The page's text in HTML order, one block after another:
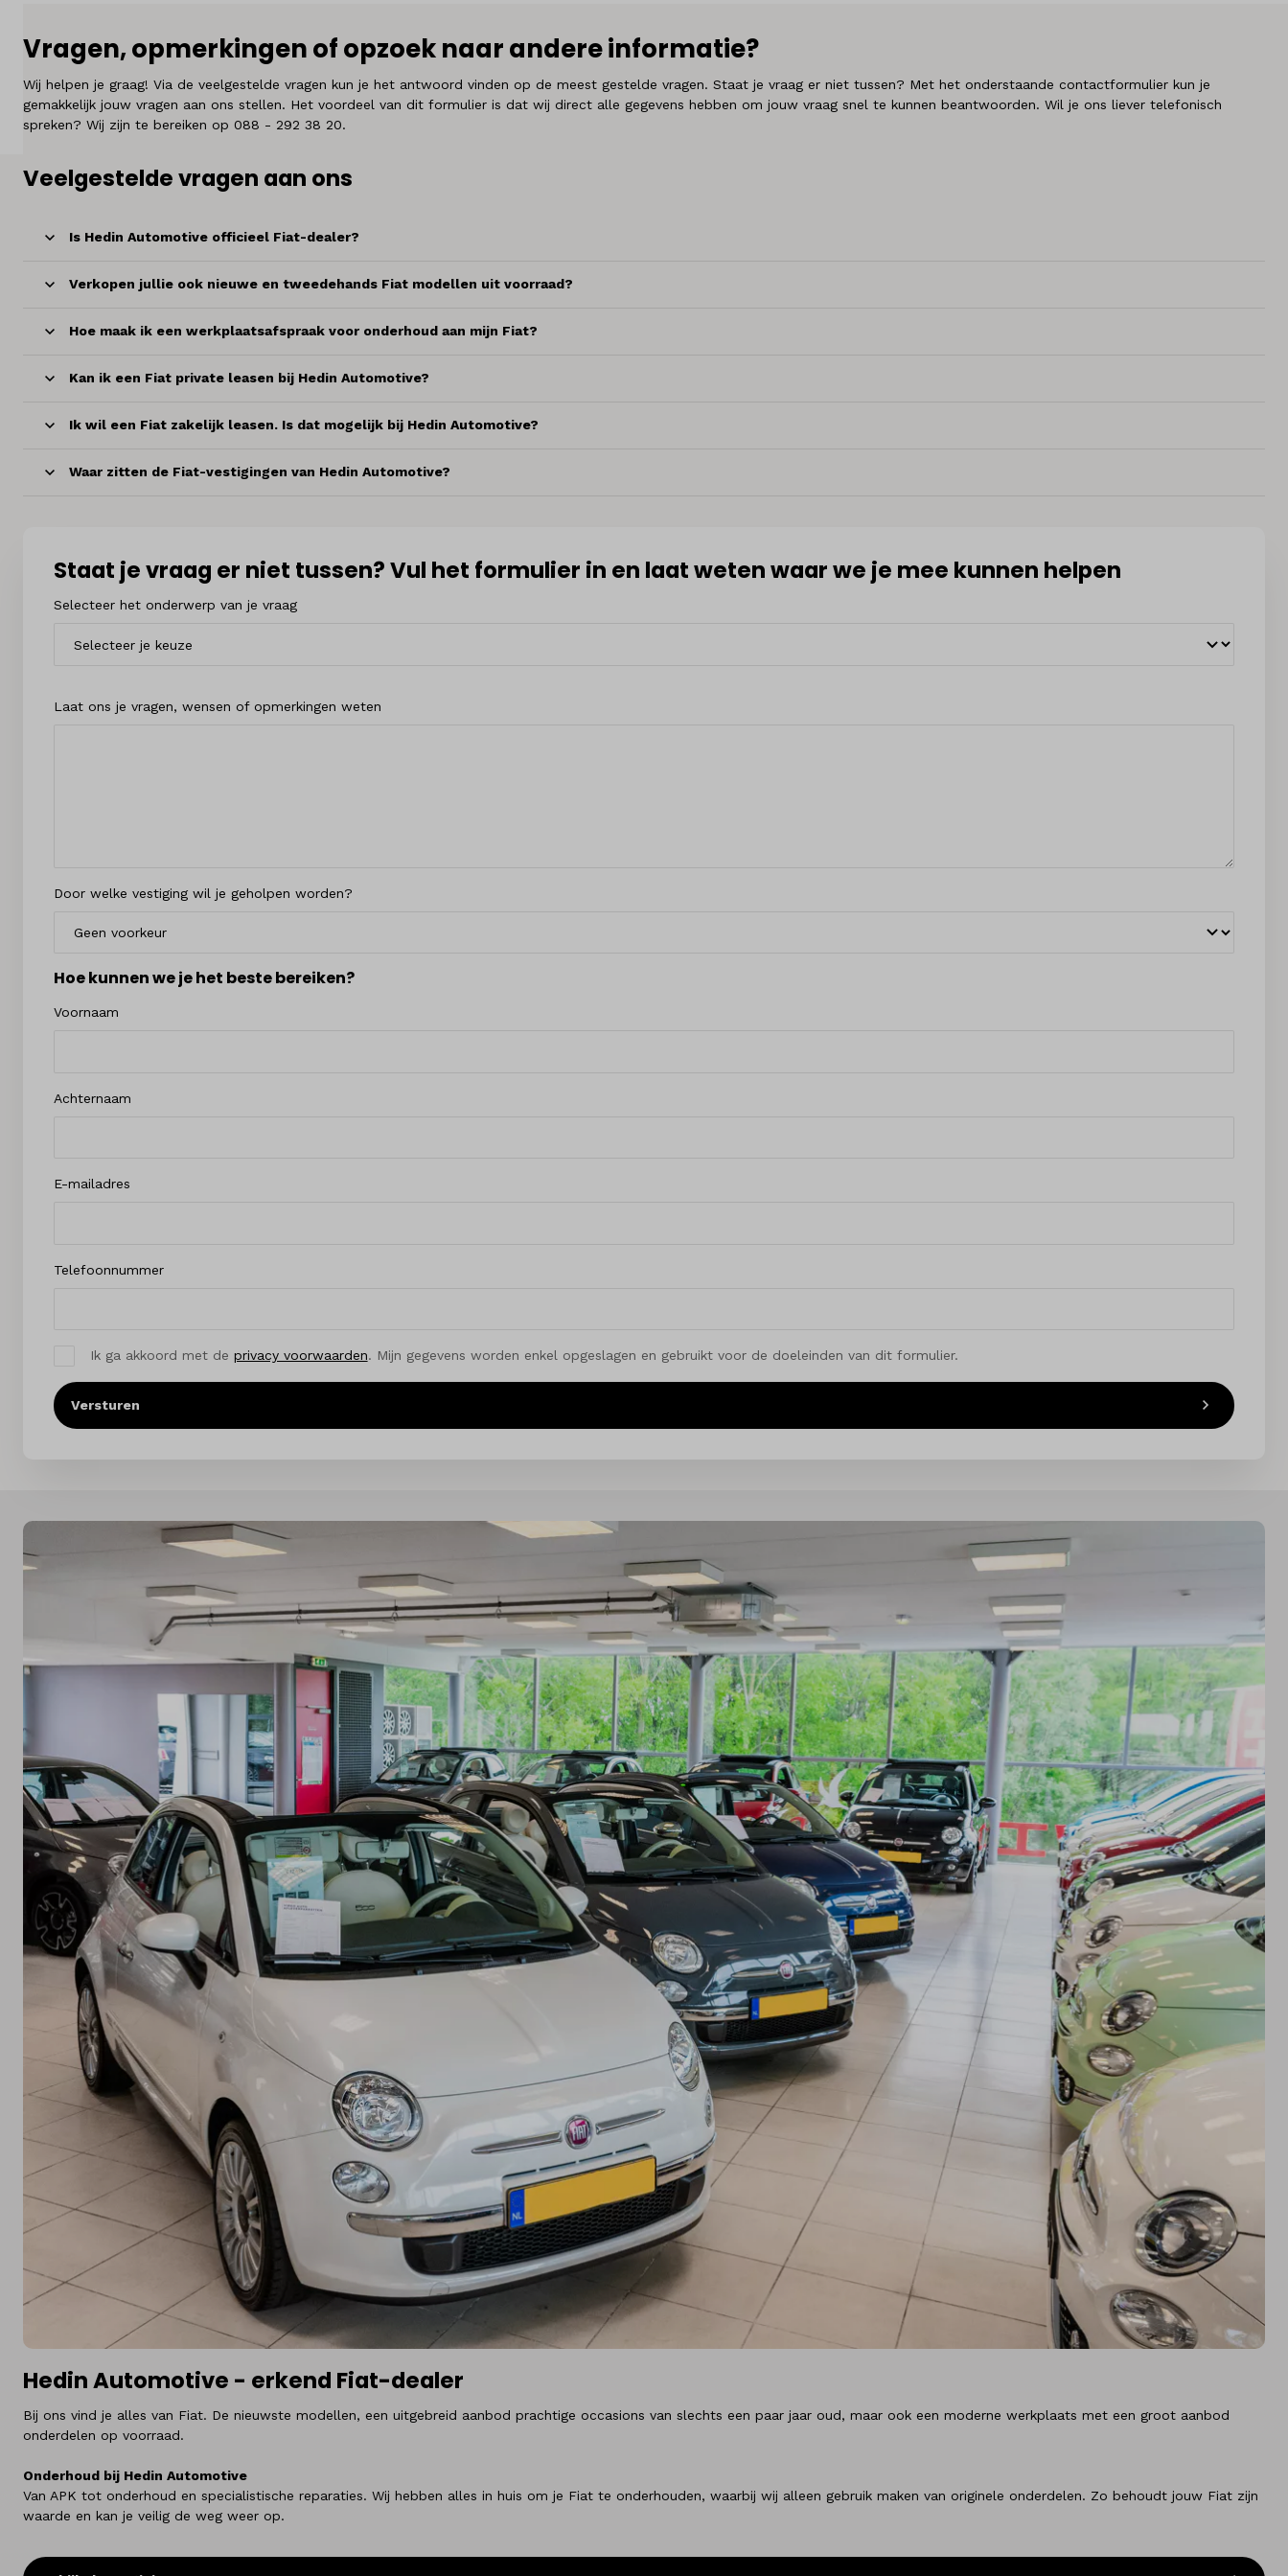
Land
Vragen, opmerkingen of opzoek naar andere informatie?
Wij helpen je graag! Via de veelgestelde vragen kun je het antwoord vinden op de meest gestelde vragen. Staat je vraag er niet tussen? Met het onderstaande contactformulier kun je
gemakkelijk jouw vragen aan ons stellen. Het voordeel van dit formulier is dat wij direct alle gegevens hebben om jouw vraag snel te kunnen beantwoorden. Wil je ons liever telefonisch
spreken? Wij zijn te bereiken op 088 - 292 38 20.
Veelgestelde vragen aan ons
Is Hedin Automotive officieel Fiat-dealer?
Verkopen jullie ook nieuwe en tweedehands Fiat modellen uit voorraad?
Hoe maak ik een werkplaatsafspraak voor onderhoud aan mijn Fiat?
Kan ik een Fiat private leasen bij Hedin Automotive?
Ik wil een Fiat zakelijk leasen. Is dat mogelijk bij Hedin Automotive?
Waar zitten de Fiat-vestigingen van Hedin Automotive?
Staat je vraag er niet tussen? Vul het formulier in en laat weten waar we je mee kunnen helpen
Selecteer het onderwerp van je vraag
Laat ons je vragen, wensen of opmerkingen weten
Door welke vestiging wil je geholpen worden?
Hoe kunnen we je het beste bereiken?
Voornaam
Achternaam
E-mailadres
Telefoonnummer
Ik ga akkoord met de privacy voorwaarden. Mijn gegevens worden enkel opgeslagen en gebruikt voor de doeleinden van dit formulier.
Versturen
Hedin Automotive - erkend Fiat-dealer
Bij ons vind je alles van Fiat. De nieuwste modellen, een uitgebreid aanbod prachtige occasions van slechts een paar jaar oud, maar ook een moderne werkplaats met een groot aanbod
onderdelen op voorraad.
Onderhoud bij Hedin Automotive
Van APK tot onderhoud en specialistische reparaties. Wij hebben alles in huis om je Fiat te onderhouden, waarbij wij alleen gebruik maken van originele onderdelen. Zo behoudt jouw Fiat zijn
waarde en kan je veilig de weg weer op.